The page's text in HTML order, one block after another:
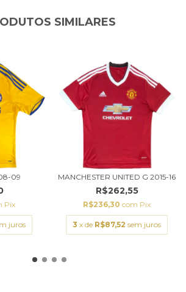
SIMILARES
09
Pix
juros
MANCHESTER UNITED G 2015-16
R$262,55
R$236,30com Pix
3 x de R$87,52 sem juros